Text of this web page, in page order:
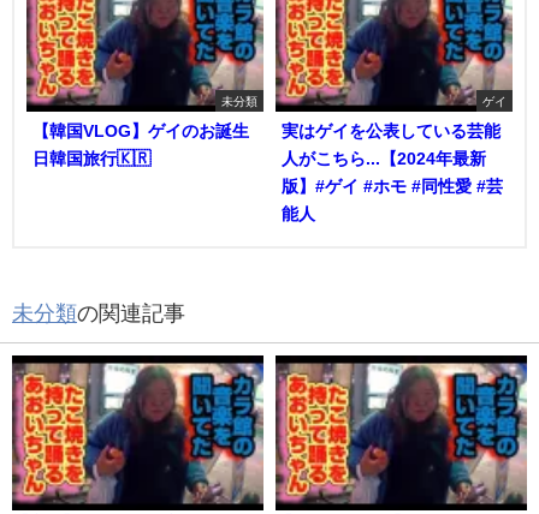
未分類
【韓国VLOG】ゲイのお誕生
日韓国旅行🇰🇷
ゲイ
実はゲイを公表している芸能
人がこちら...【2024年最新
版】#ゲイ #ホモ #同性愛 #芸
能人
未分類の関連記事